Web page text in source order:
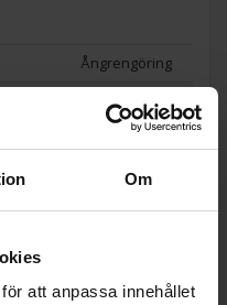
Om
att anpassa innehållet
Ångrengöring
Standard
Glaskeramikspi